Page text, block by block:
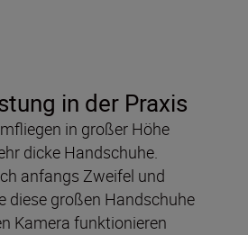
in der Praxis
in großer Höhe
dicke Handschuhe.
anfangs Zweifel und
diese großen Handschuhe
Kamera funktionieren